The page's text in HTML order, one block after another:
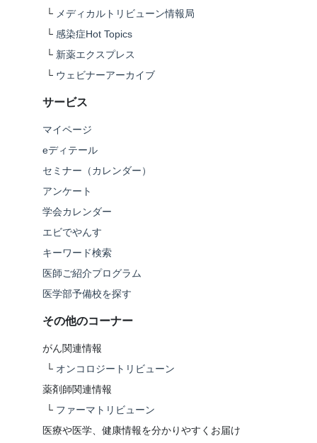
└ メディカルトリビューン情報局
└ 感染症Hot Topics
└ 新薬エクスプレス
└ ウェビナーアーカイブ
サービス
マイページ
eディテール
セミナー（カレンダー）
アンケート
学会カレンダー
エビでやんす
キーワード検索
医師ご紹介プログラム
医学部予備校を探す
その他のコーナー
がん関連情報
└ オンコロジートリビューン
薬剤師関連情報
└ ファーマトリビューン
医療や医学、健康情報を分かりやすくお届け